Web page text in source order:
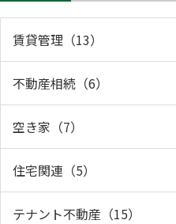
賃貸管理（13）
不動産相続（6）
空き家（7）
住宅関連（5）
テナント不動産（15）